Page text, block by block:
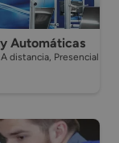
Automáticas
A distancia, Presencial